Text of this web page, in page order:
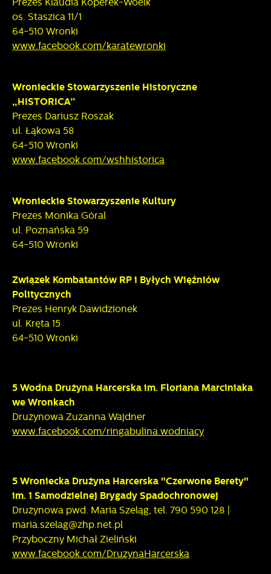
os. Staszica 11/1
64-510 Wronki
www.facebook.com/karatewronki
Wronieckie Stowarzyszenie Historyczne
„HISTORICA”
Prezes Dariusz Roszak
ul. Łąkowa 58
64-510 Wronki
www.facebook.com/wshhistorica
Wronieckie Stowarzyszenie Kultury
Prezes Monika Góral
ul. Poznańska 59
64-510 Wronki
Związek Kombatantów RP i Byłych Więźniów
Politycznych
Prezes Henryk Dawidzionek
ul. Kręta 15
64-510 Wronki
5 Wodna Drużyna Harcerska im. Floriana Marciniaka
we Wronkach
Drużynowa Zuzanna Wajdner
www.facebook.com/ringabulina.wodniacy
5 Wroniecka Drużyna Harcerska "Czerwone Berety"
im. 1 Samodzielnej Brygady Spadochronowej
Drużynowa pwd. Maria Szeląg, tel. 790 590 128 |
maria.szelag@zhp.net.pl
Przyboczny Michał Zieliński
www.facebook.com/DruzynaHarcerska